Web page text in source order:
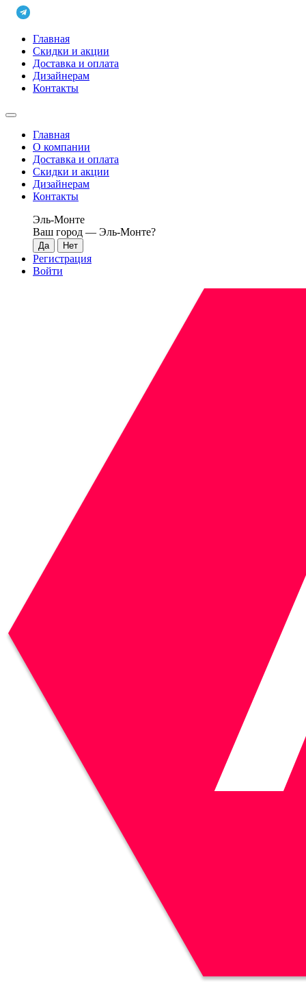
Главная
Скидки и акции
Доставка и оплата
Дизайнерам
Контакты
Главная
О компании
Доставка и оплата
Скидки и акции
Дизайнерам
Контакты
Эль-Монте
Ваш город — Эль-Монте?
Регистрация
Войти